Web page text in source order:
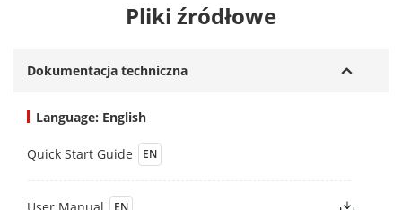
Pliki źródłowe
Dokumentacja techniczna
Language: English
Quick Start Guide EN
EN